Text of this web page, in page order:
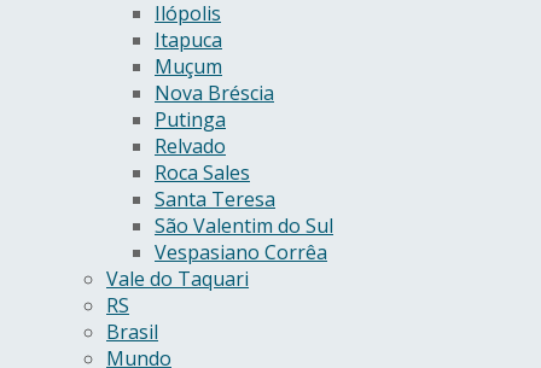
Ilópolis
Itapuca
Muçum
Nova Bréscia
Putinga
Relvado
Roca Sales
Santa Teresa
São Valentim do Sul
Vespasiano Corrêa
Vale do Taquari
RS
Brasil
Mundo